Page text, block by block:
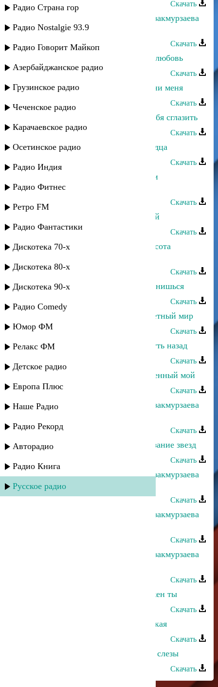
Радио Страна гор
Радио Nostalgie 93.9
Радио Говорит Майкоп
Азербайджанское радио
Грузинское радио
Чеченское радио
Карачаевское радио
Осетинское радио
Радио Индия
Радио Фитнес
Ретро FM
Радио Фантастики
Дискотека 70-х
Дискотека 80-х
Дискотека 90-х
Радио Comedy
Юмор ФМ
Релакс ФМ
Детское радио
Европа Плюс
Наше Радио
Радио Рекорд
Авторадио
Радио Книга
Русское радио
Скачать
Рустам Ахмедханов и Альбина Казакмурзаева
- Мой сон
Скачать
Альбина Казакмурзаева - Пришла любовь
Скачать
Альбина Казакмурзаева - Не обмани меня
Скачать
Альбина Казакмурзаева - Боюсь тебя сглазить
Скачать
Альбина Казакмурзаева - Боль сердца
Скачать
Гаджилав Гаджилаев - Глаза любви
(Гидатлинский каIнцIур)
Скачать
Альбина Казакмурзаева - Ай ле лей
Скачать
Альбина Казакмурзаева - Твоя красота
Скачать
Альбина Казакмурзаева - Ты мне снишься
Скачать
Альбина Казакмурзаева - Разноцветный мир
Скачать
Альбина Казакмурзаева - Не вернуть назад
Скачать
Альбина Казакмурзаева - Единственный мой
Скачать
Рустам Ахмедханов и Альбина Казакмурзаева
Скачать
Альбина Казакмурзаева - Предсказание звезд
Скачать
Рустам Ахмедханов и Альбина Казакмурзаева
- Салам моему народу
Скачать
Рустам Ахмедханов и Альбина Казакмурзаева
Скачать
Рустам Ахмедханов и Альбина Казакмурзаева
Скачать
Альбина Казакмурзаева - Мне нужен ты
Скачать
Альбина Казакмурзаева - Французкая
Скачать
Альбина Казакмурзаева - Осенние слезы
Скачать